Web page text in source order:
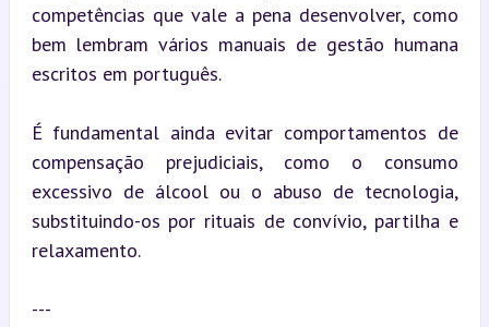
competências que vale a pena desenvolver, como
bem lembram vários manuais de gestão humana
escritos em português.
É fundamental ainda evitar comportamentos de
compensação prejudiciais, como o consumo
excessivo de álcool ou o abuso de tecnologia,
substituindo-os por rituais de convívio, partilha e
relaxamento.
---